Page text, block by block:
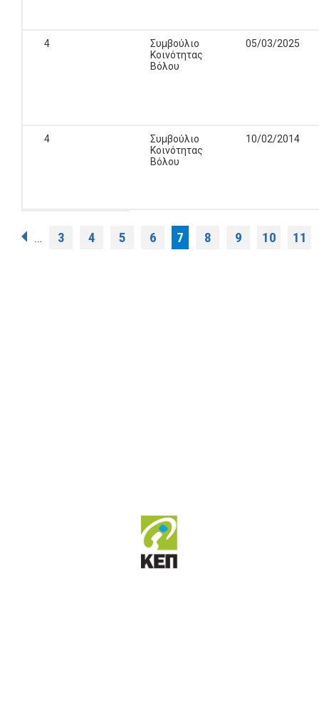
4
Συμβούλιο
Κοινότητας
Βόλου
05/03/2025
4
Συμβούλιο
Κοινότητας
Βόλου
10/02/2014
Σελίδες
… 3 4 5 6 7 8 9 10 11